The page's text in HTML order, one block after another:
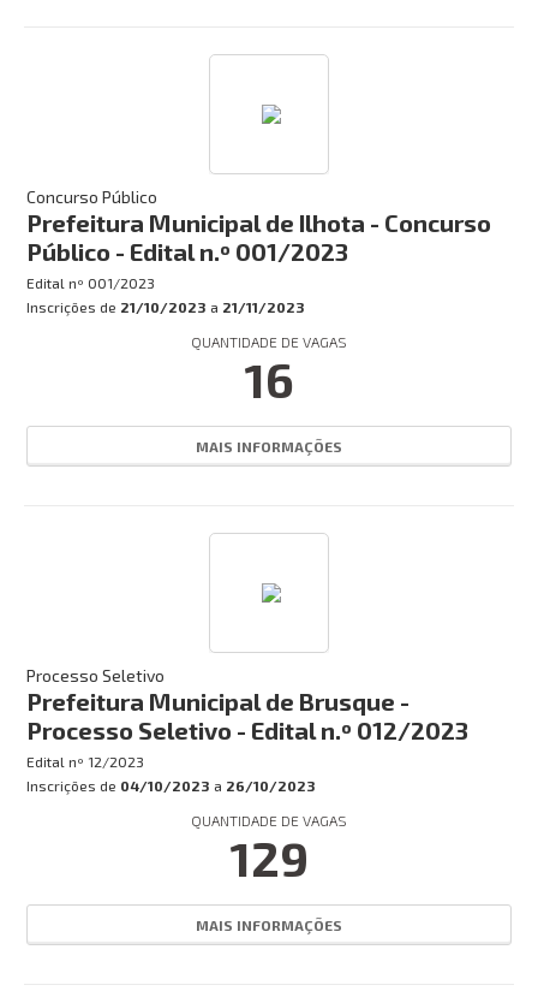
Busca:
BUSCAR
Concurso Público
Prefeitura Municipal de Ilhota - Concurso
Público - Edital n.º 001/2023
Edital nº 001/2023
Inscrições de 21/10/2023 a 21/11/2023
QUANTIDADE DE VAGAS
16
MAIS INFORMAÇÕES
Processo Seletivo
Prefeitura Municipal de Brusque -
Processo Seletivo - Edital n.º 012/2023
Edital nº 12/2023
Inscrições de 04/10/2023 a 26/10/2023
QUANTIDADE DE VAGAS
129
MAIS INFORMAÇÕES